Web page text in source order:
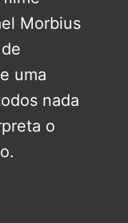
Morbius
uma
nada
o